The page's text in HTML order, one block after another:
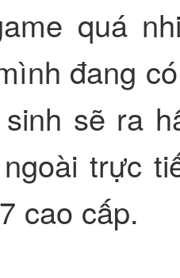
quá
đang
sẽ ra
trực
cao cấp.